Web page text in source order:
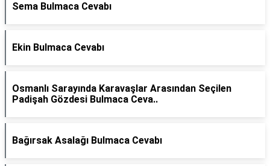
Sema Bulmaca Cevabı
Ekin Bulmaca Cevabı
Osmanlı Sarayında Karavaşlar Arasından Seçilen
Padişah Gözdesi Bulmaca Ceva..
Bağırsak Asalağı Bulmaca Cevabı